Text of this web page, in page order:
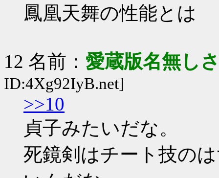
鳳凰天舞の性能とは
12 名前： 愛蔵版名無し
ID:4Xg92IyB.net]
>>10
貞子みたいだな。
死鏡剣はチート技の